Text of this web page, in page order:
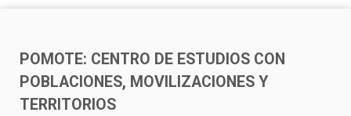
POMOTE: CENTRO DE ESTUDIOS CON
POBLACIONES, MOVILIZACIONES Y
TERRITORIOS